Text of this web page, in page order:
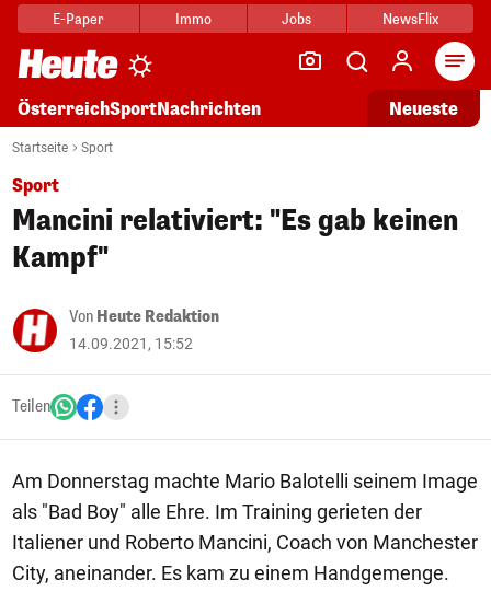
E-Paper Immo Jobs NewsFlix
ÖsterreichSportNachrichten Neueste
Startseite Sport
Sport
Mancini relativiert: "Es gab keinen
Kampf"
Von Heute Redaktion
14.09.2021, 15:52
Teilen
Am Donnerstag machte Mario Balotelli seinem Image
als "Bad Boy" alle Ehre. Im Training gerieten der
Italiener und Roberto Mancini, Coach von Manchester
City, aneinander. Es kam zu einem Handgemenge.